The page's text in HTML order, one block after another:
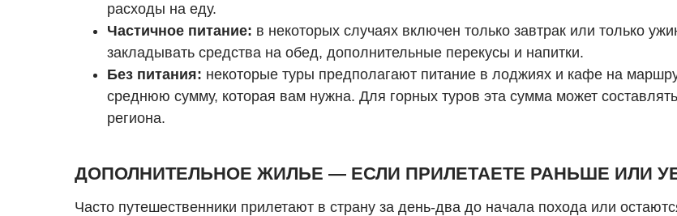
расходы на еду.
Частичное питание: в некоторых случаях включен только завтрак или только
закладывать средства на обед, дополнительные перекусы и напитки.
Без питания: некоторые туры предполагают питание в лоджиях и кафе на
среднюю сумму, которая вам нужна. Для горных туров эта сумма может
региона.
ДОПОЛНИТЕЛЬНОЕ ЖИЛЬЕ — ЕСЛИ ПРИЛЕТАЕТЕ РАНЬШЕ ИЛИ
Часто путешественники прилетают в страну за день-два до начала похода или